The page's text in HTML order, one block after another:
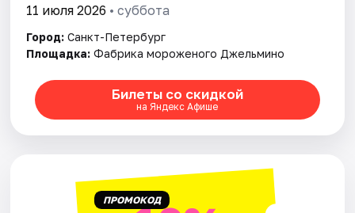
11 июля 2026 • суббота
Город: Санкт-Петербург
Площадка: Фабрика мороженого Джельмино
Билеты со скидкой
на Яндекс Афише
ПРОМОКОД